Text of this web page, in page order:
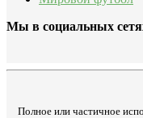
Мы в социальных
Полное или частичное